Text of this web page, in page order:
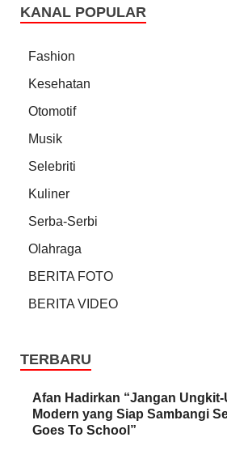
KANAL POPULAR
Fashion
Kesehatan
Otomotif
Musik
Selebriti
Kuliner
Serba-Serbi
Olahraga
BERITA FOTO
BERITA VIDEO
TERBARU
Afan Hadirkan “Jangan
Modern yang Siap Sambangi
Goes To School”